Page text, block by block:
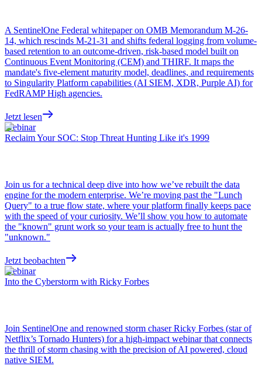
A SentinelOne Federal whitepaper on OMB Memorandum M-26-
14, which rescinds M-21-31 and shifts federal logging from volume-
based retention to an outcome-driven, risk-based model built on
Continuous Event Monitoring (CEM) and THIRF. It maps the
mandate's five-element maturity model, deadlines, and requirements
to Singularity Platform capabilities (AI SIEM, XDR, Purple AI) for
FedRAMP High agencies.
Jetzt lesen
Webinar
Reclaim Your SOC: Stop Threat Hunting Like it's 1999
Join us for a technical deep dive into how we’ve rebuilt the data
engine for the modern enterprise. We’re moving past the "Lunch
Query" to a true flow state, where your platform finally keeps pace
with the speed of your curiosity. We’ll show you how to automate
the "known" grunt work so your team is actually free to hunt the
"unknown."
Jetzt beobachten
Webinar
Into the Cyberstorm with Ricky Forbes
Join SentinelOne and renowned storm chaser Ricky Forbes (star of
Netflix’s Tornado Hunters) for a high-impact webinar that connects
the thrill of storm chasing with the precision of AI powered, cloud
native SIEM.